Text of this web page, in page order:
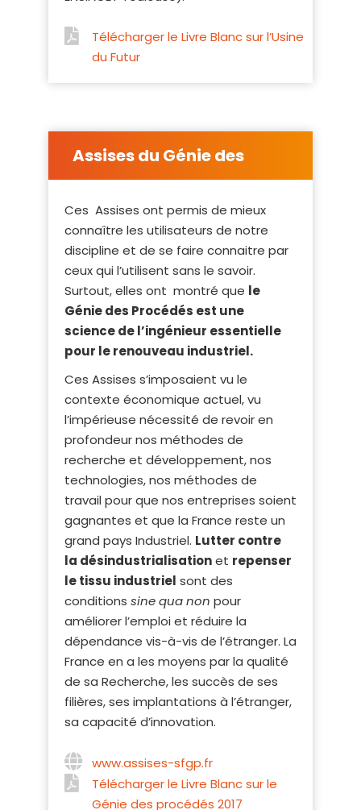
Télécharger le Livre Blanc sur l’Usine
du Futur
Assises du Génie des
Procédés
Ces Assises ont permis de mieux
connaître les utilisateurs de notre
discipline et de se faire connaitre par
ceux qui l’utilisent sans le savoir.
Surtout, elles ont montré que le
Génie des Procédés est une
science de l’ingénieur essentielle
pour le renouveau industriel.
Ces Assises s’imposaient vu le
contexte économique actuel, vu
l’impérieuse nécessité de revoir en
profondeur nos méthodes de
recherche et développement, nos
technologies, nos méthodes de
travail pour que nos entreprises soient
gagnantes et que la France reste un
grand pays Industriel. Lutter contre
la désindustrialisationet repenser
le tissu industriel sont des
conditions sine qua non pour
améliorer l’emploi et réduire la
dépendance vis-à-vis de l’étranger. La
France en a les moyens par la qualité
de sa Recherche, les succès de ses
filières, ses implantations à l’étranger,
sa capacité d’innovation.
www.assises-sfgp.fr
Télécharger le Livre Blanc sur le
Génie des procédés 2017